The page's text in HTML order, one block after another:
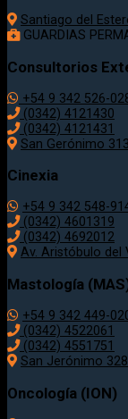
Santiago del
GUARDIAS
Consultorios
+54 9 342 526-
(0342) 4121430
(0342) 4121431
San Gerónimo
Cinexia
+54 9 342 548-
(0342) 4601319
(0342) 4692012
Av. Aristóbulo del
Mastología
+54 9 342 449-
(0342) 4522061
(0342) 4551751
San Jerónimo
Oncología (ION)